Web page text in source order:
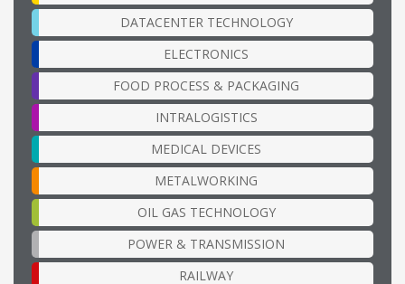
DATACENTER TECHNOLOGY
ELECTRONICS
FOOD PROCESS & PACKAGING
INTRALOGISTICS
MEDICAL DEVICES
METALWORKING
OIL GAS TECHNOLOGY
POWER & TRANSMISSION
RAILWAY